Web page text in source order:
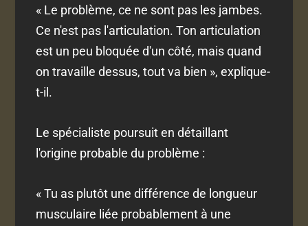
« Le problème, ce ne sont pas les jambes.
Ce n'est pas l'articulation. Ton articulation
est un peu bloquée d'un côté, mais quand
on travaille dessus, tout va bien », explique-
t-il.
Le spécialiste poursuit en détaillant
l'origine probable du problème :
« Tu as plutôt une différence de longueur
musculaire liée probablement à une